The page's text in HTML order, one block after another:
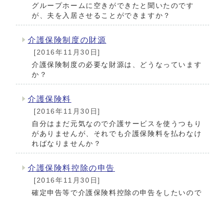
グループホームに空きができたと聞いたのです
が、夫を入居させることができますか？
介護保険制度の財源
[2016年11月30日]
介護保険制度の必要な財源は、どうなっています
か？
介護保険料
[2016年11月30日]
自分はまだ元気なので介護サービスを使うつもり
がありませんが、それでも介護保険料を払わなけ
ればなりませんか？
介護保険料控除の申告
[2016年11月30日]
確定申告等で介護保険料控除の申告をしたいので